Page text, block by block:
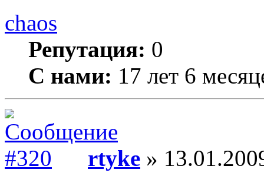
chaos
Репутация: 0
С нами: 17 лет 6
rtyke »